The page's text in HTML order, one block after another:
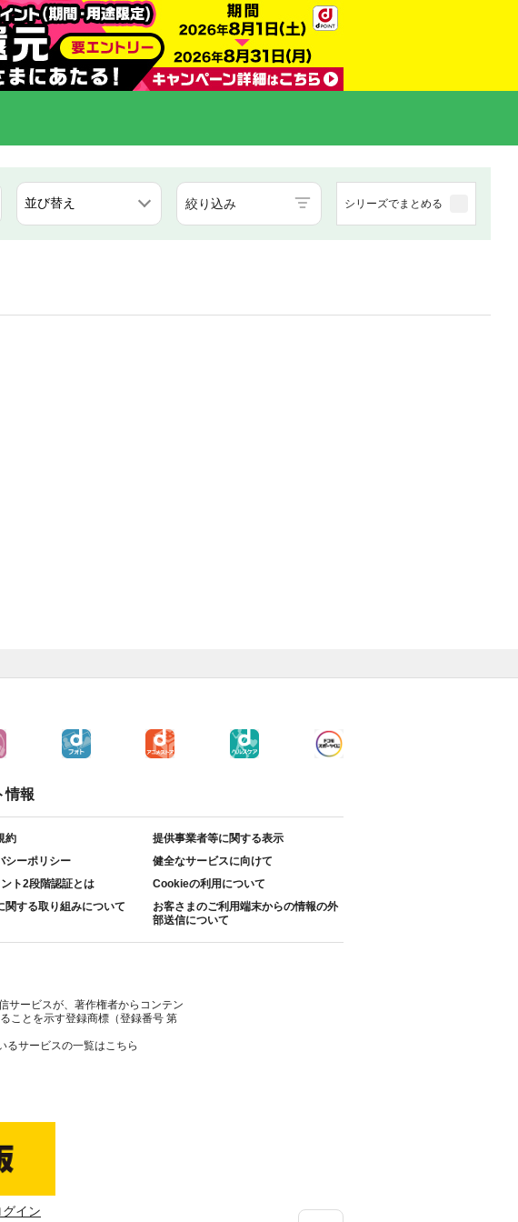
絞り込み シリーズでまとめる
情報
約
提供事業者等に関する表示
シーポリシー
健全なサービスに向けて
ト2段階認証とは
Cookieの利用について
関する取り組みについて
お客さまのご利用端末からの情報の外
部送信について
サービスが、著作権者からコンテン
ことを示す登録商標（登録番号 第
るサービスの一覧はこちら
イン